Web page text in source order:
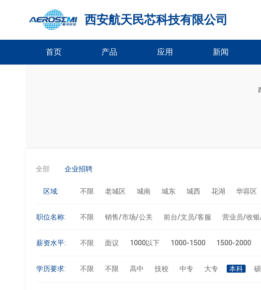
西安航天民芯科技有限公司
首页 产品 应用 新闻
全部 企业招聘
区域: 不限 老城区 城南 城东 城西 花湖 华容区
职位名称: 不限 销售/市场/公关 前台/文员/客服 营业员/收
薪资水平: 不限 面议 1000以下 1000-1500 1500-2000
学历要求: 不限 不限 高中 技校 中专 大专 本科